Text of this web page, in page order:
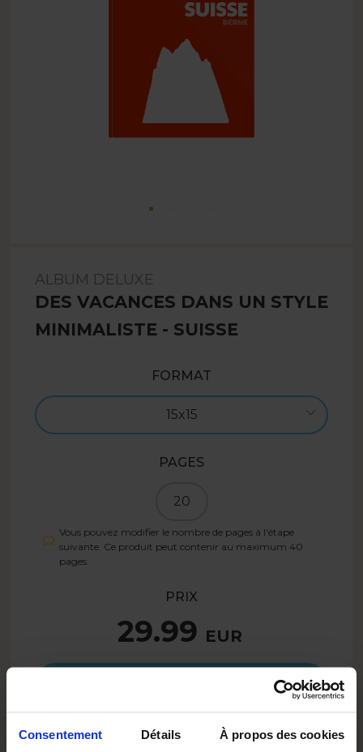
Consentement Détails À propos des cookies
ALBUM DELUXE
DES VACANCES DANS UN STYLE
MINIMALISTE - SUISSE
FORMAT
15x15
PAGES
20
Vous pouvez modifier le nombre de pages à l'étape
suivante. Ce produit peut contenir au maximum 40
pages.
PRIX
29.99 EUR